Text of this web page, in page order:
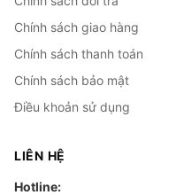
cấp nhất nhưng vẫn
video, gaming nhẹ-
phòng. Máy vẫn nhận
theo pattern các đời
Thiết kế khung viền
là đời đầu tiên Apple
Chính sách giao hàng
Chính sách thanh toán
Chính sách bảo mật
Điều khoản sử dụng
LIÊN HỆ
Hotline: